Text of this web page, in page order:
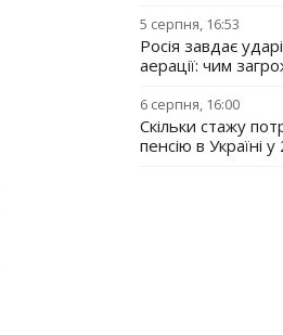
5 серпня, 16:53
Росія завдає
аерації: чим
6 серпня, 16:00
Скільки стажу
пенсію в Україні